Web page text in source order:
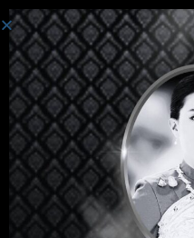
Salut, super
? Vous